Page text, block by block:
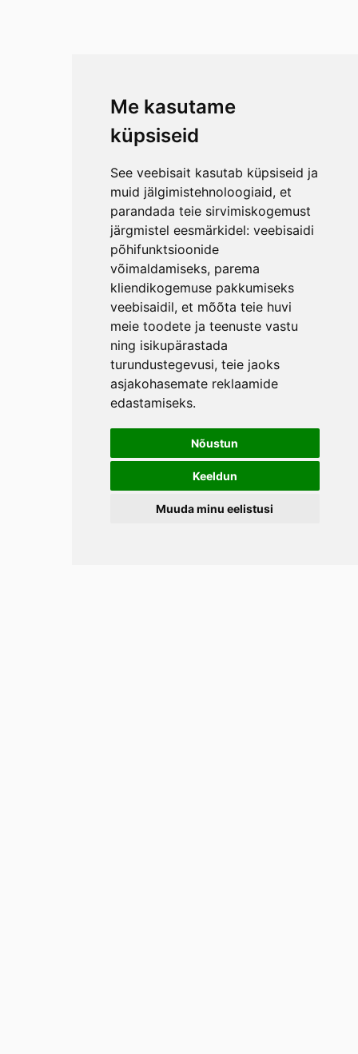
Me kasutame
küpsiseid
See veebisait kasutab küpsiseid ja
muid jälgimistehnoloogiaid, et
parandada teie sirvimiskogemust
järgmistel eesmärkidel: veebisaidi
põhifunktsioonide
võimaldamiseks, parema
kliendikogemuse pakkumiseks
veebisaidil, et mõõta teie huvi
meie toodete ja teenuste vastu
ning isikupärastada
turundustegevusi, teie jaoks
asjakohasemate reklaamide
edastamiseks.
Nõustun
Keeldun
Muuda minu eelistusi